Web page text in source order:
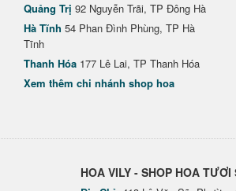
Quảng Trị 92 Nguyễn Trãi, TP Đông Hà
Hà Tĩnh 54 Phan Đình Phùng, TP Hà
Tĩnh
Thanh Hóa 177 Lê Lai, TP Thanh Hóa
Xem thêm chi nhánh shop hoa
HOA VILY - SHOP HOA TƯƠI